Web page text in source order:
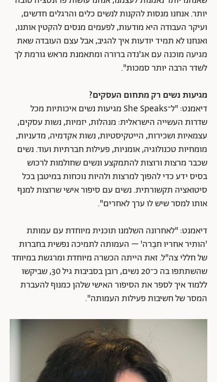
יותר. אנחנו מנסות להקנות לנשים כלים והרגלים חדשים,
ועיקר העבודה היא מודעות, לפעמים מנסים להקטין אותנו,
ואנחנו לא תמיד יודעות איך להגיב, אבל עצם העובדה שאת
מגיעה מוכנה עם אג'נדה ברורה ומתאמנת מראש גורמת לך
לשדר הרבה יותר סמכות".
מגיעות נשים רק מתחום העסקים?
דיאמנט: "ל־She Speaks מגיעות נשים איכותיות מכל
שדרות העשייה הישראלית: מנהלות, יזמיות, נשות עסקים,
עצמאיות ושכירות, הייטקיסטיות, נשות אקדמיה, מדעניות,
מומחיות טכנולוגיה, אומניות, פעילות חברתיות ועוד. נשים
שכבר מרצות ורוצות להתמקצע ונשים שחולמות לרכוש
בסיס ידע כדי להפוך למרצות ולהיות נוכחות במיטבן בכל
סיטואציה תקשורתית. נשים עם סיפור אישי שרוצות למנף
אותו למסר שיש לו ערך לאחרים".
דיאמנט: "לאחרונה השלמנו תוכנית מיוחדת עם עמותת
'הותיר אחריו חבֵרה' – העמותה לתמיכה נפשית בחברות
של חללי צה"ל. זאת הייתה הכשרה מיוחדת ומרגשת במיוחד
שהשתתפו בה כ־20 נשים, רובן בסביבות גיל 30, שביקשו
ללמוד איך לספר את הסיפור האישי שלהן כמנוף להעברת
המסר של חשיבות פעילות העמותה".